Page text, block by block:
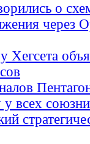
о
через
Хегсета
у всех